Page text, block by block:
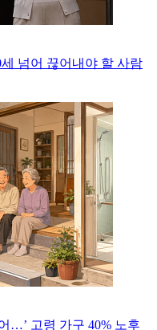
넘어 끊어내야 할 사람
…’ 고령 가구 40% 노후